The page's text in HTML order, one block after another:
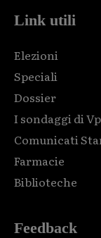
Link utili
Elezioni
Speciali
Dossier
I sondaggi di
Comunicati
Farmacie
Biblioteche
Feedback